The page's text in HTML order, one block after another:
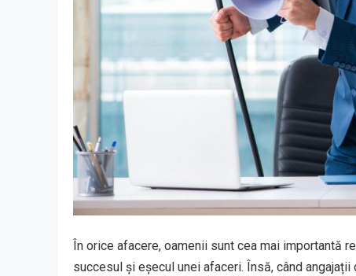
În orice afacere, oamenii sunt cea mai importantă
succesul și eșecul unei afaceri. Însă, când